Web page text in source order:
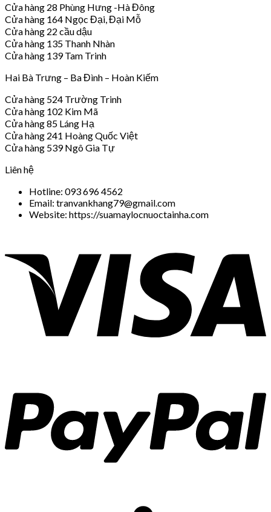
Cửa hàng 28 Phùng Hưng -Hà Đông
Cửa hàng 164 Ngọc Đại, Đại Mỗ
Cửa hàng 22 cầu dậu
Cửa hàng 135 Thanh Nhàn
Cửa hàng 139 Tam Trinh
Hai Bà Trưng – Ba Đình – Hoàn Kiếm
Cửa hàng 524 Trường Trinh
Cửa hàng 102 Kim Mã
Cửa hàng 85 Láng Hạ
Cửa hàng 241 Hoàng Quốc Việt
Cửa hàng 539 Ngô Gia Tự
Liên hệ
Hotline: 093 696 4562
Email: tranvankhang79@gmail.com
Website: https://suamaylocnuoctainha.com